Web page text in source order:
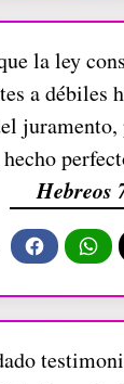
la ley
a débiles
Hebreos